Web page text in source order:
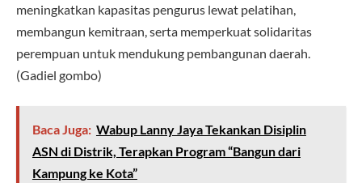
meningkatkan kapasitas pengurus lewat pelatihan,
membangun kemitraan, serta memperkuat solidaritas
perempuan untuk mendukung pembangunan daerah.
(Gadiel gombo)
Baca Juga: Wabup Lanny Jaya Tekankan Disiplin
ASN di Distrik, Terapkan Program “Bangun dari
Kampung ke Kota”